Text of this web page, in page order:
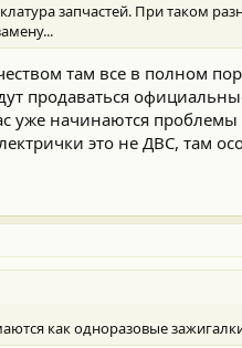
запчастей. При таком
там все в полном
продаваться
уже начинаются
это не ДВС, там
как одноразовые